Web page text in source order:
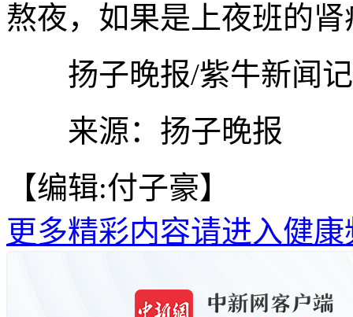
熬夜，如果是上夜班的
扬子晚报/紫牛新闻记
来源：扬子晚报
【编辑:付子豪】
更多精彩内容请进入健康